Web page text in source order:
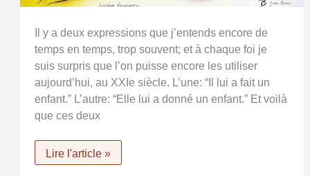
Il y a deux expressions que j’entends encore de
temps en temps, trop souvent; et à chaque foi je
suis surpris que l’on puisse encore les utiliser
aujourd’hui, au XXIe siècle. L’une: “Il lui a fait un
enfant.” L’autre: “Elle lui a donné un enfant.” Et voilà
que ces deux
Un
langage
Lire l'article »